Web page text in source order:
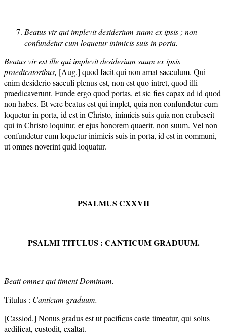
Beatus vir qui implevit desiderium suum ex ipsis ; non
confundetur cum loquetur inimicis suis in porta.
Beatus vir est ille qui implevit desiderium suum ex ipsis
praedicatoribus, [Aug.] quod facit qui non amat saeculum. Qui
enim desiderio saeculi plenus est, non est quo intret, quod illi
praedicaverunt. Funde ergo quod portas, et sic fies capax ad id quod
non habes. Et vere beatus est qui implet, quia non confundetur cum
loquetur in porta, id est in Christo, inimicis suis quia non erubescit
qui in Christo loquitur, et ejus honorem quaerit, non suum. Vel non
confundetur cum loquetur inimicis suis in porta, id est in communi,
ut omnes noverint quid loquatur.
PSALMUS CXXVII
PSALMI TITULUS : CANTICUM GRADUUM.
Beati omnes qui timent Dominum.
Titulus : Canticum graduum.
[Cassiod.] Nonus gradus est ut pacificus caste timeatur, qui solus
aedificat, custodit, exaltat.